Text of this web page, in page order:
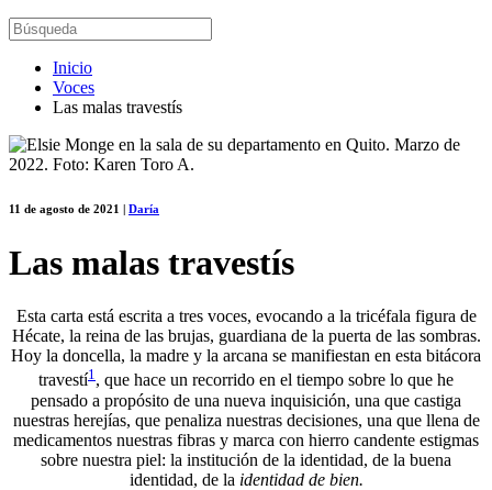
Inicio
Voces
Las malas travestís
11 de agosto de 2021 | Daría
Las malas travestís
Esta carta está escrita a tres voces, evocando a la tricéfala figura de
Hécate, la reina de las brujas, guardiana de la puerta de las sombras.
Hoy la doncella, la madre y la arcana se manifiestan en esta bitácora
travestí1, que hace un recorrido en el tiempo sobre lo que he
pensado a propósito de una nueva inquisición, una que castiga
nuestras herejías, que penaliza nuestras decisiones, una que llena de
medicamentos nuestras fibras y marca con hierro candente estigmas
sobre nuestra piel: la institución de la identidad, de la buena
identidad, de la identidad de bien.